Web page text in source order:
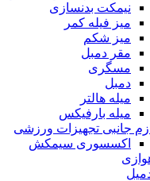
نیمکت بدنسازی
میز فیله کمر
میز شکم
مقر دمبل
مسگری
دمبل
میله هالتر
میله بارفیکس
جانبی تجهیزات ورزشی
اکسسوری سیمکش